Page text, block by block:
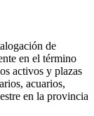
de
en el término
activos y plazas
acuarios,
en la provincia